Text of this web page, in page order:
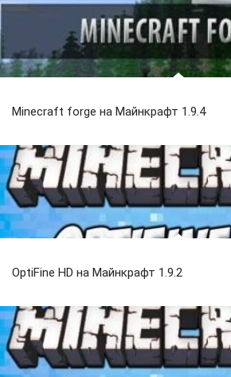
Minecraft forge на Майнкрафт 1.9.4
OptiFine HD на Майнкрафт 1.9.2